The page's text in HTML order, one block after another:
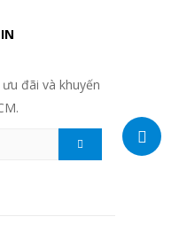
đãi và khuyến